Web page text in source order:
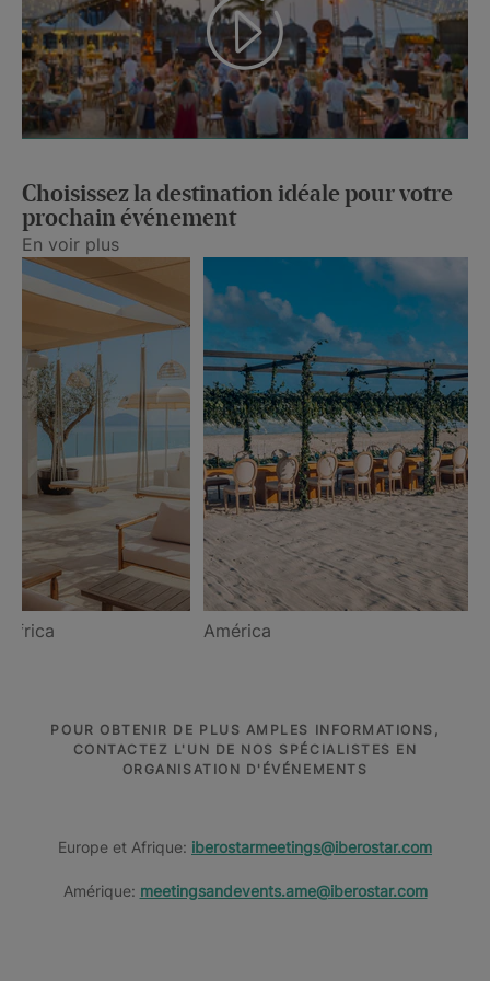
Choisissez la destination idéale pour votre
prochain événement
En voir plus
África América
POUR OBTENIR DE PLUS AMPLES INFORMATIONS,
CONTACTEZ L'UN DE NOS SPÉCIALISTES EN
ORGANISATION D'ÉVÉNEMENTS
Europe et Afrique: iberostarmeetings@iberostar.com
Amérique: meetingsandevents.ame@iberostar.com